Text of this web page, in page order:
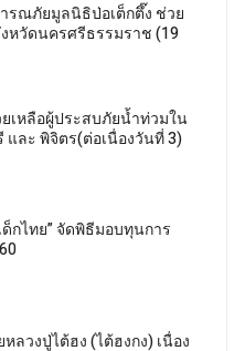
รณภัยมูลนิธิป่อเต็กตึ๊ง ช่วย
หวัดนครศรีธรรมราช (19
เหลือผู้ประสบภัยน้ำท่วมใน
ละ พิจิตร(ต่อเนื่องวันที่ 3)
กไทย” จัดพิธีมอบทุนการ
ลวงปู่ไต้ฮง (ไต้ฮงกง) เนื่อง